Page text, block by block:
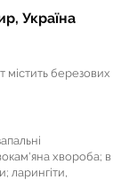
Україна
містить березових
хвороба; в
ларингіти,